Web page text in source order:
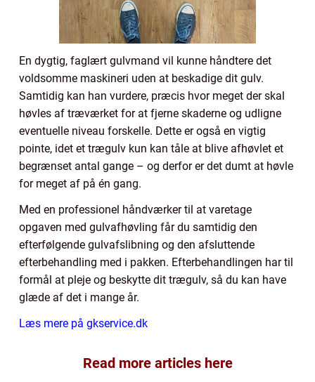
En dygtig, faglært gulvmand vil kunne håndtere det
voldsomme maskineri uden at beskadige dit gulv.
Samtidig kan han vurdere, præcis hvor meget der skal
høvles af træværket for at fjerne skaderne og udligne
eventuelle niveau forskelle. Dette er også en vigtig
pointe, idet et trægulv kun kan tåle at blive afhøvlet et
begrænset antal gange – og derfor er det dumt at høvle
for meget af på én gang.
Med en professionel håndværker til at varetage
opgaven med gulvafhøvling får du samtidig den
efterfølgende gulvafslibning og den afsluttende
efterbehandling med i pakken. Efterbehandlingen har til
formål at pleje og beskytte dit trægulv, så du kan have
glæde af det i mange år.
Læs mere på gkservice.dk
Read more articles here